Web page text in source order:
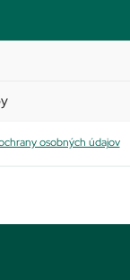
osobných údajov
iba 1